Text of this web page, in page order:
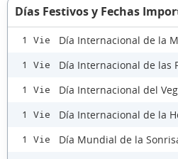
Días Festivos y Fechas
1 Vie Día Internacional de la
1 Vie Día Internacional de las
1 Vie Día Internacional del
1 Vie Día Internacional de la
1 Vie Día Mundial de la